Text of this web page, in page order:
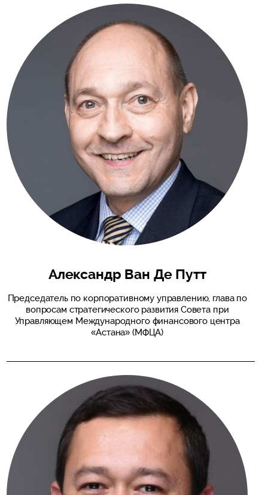
Александр Ван Де Путт
Председатель по корпоративному управлению, глава по
вопросам стратегического развития Совета при
Управляющем Международного финансового центра
«Астана» (МФЦА)